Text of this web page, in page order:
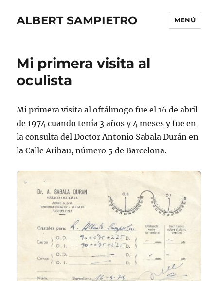
ALBERT SAMPIETRO MENÚ
Mi primera visita al
oculista
Mi primera visita al oftálmogo fue el 16 de abril
de 1974 cuando tenía 3 años y 4 meses y fue en
la consulta del Doctor Antonio Sabala Durán en
la Calle Aribau, número 5 de Barcelona.